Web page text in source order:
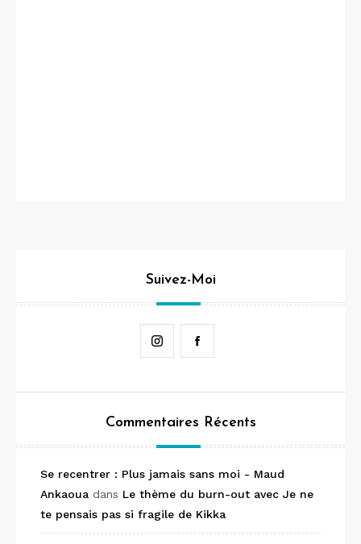
Suivez-Moi
Instagram
Commentaires Récents
Se recentrer : Plus jamais sans moi - Maud
Ankaoua dans Le thème du burn-out avec Je ne
te pensais pas si fragile de Kikka